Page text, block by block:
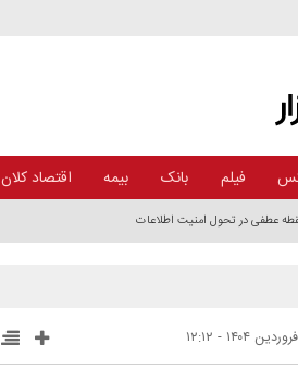
فیلم بانک بیمه اقتصاد کلان